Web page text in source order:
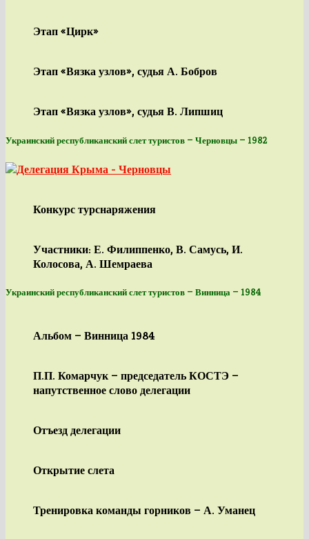
Этап «Цирк»
Этап «Вязка узлов», судья А. Бобров
Этап «Вязка узлов», судья В. Липшиц
Украинский республиканский слет туристов — Черновцы — 1982
Конкурс турснаряжения
Участники: Е. Филиппенко, В. Самусь, И.
Колосова, А. Шемраева
Украинский республиканский слет туристов — Винница — 1984
Альбом — Винница 1984
П.П. Комарчук — председатель КОСТЭ —
напутственное слово делегации
Отъезд делегации
Открытие слета
Тренировка команды горников — А. Уманец